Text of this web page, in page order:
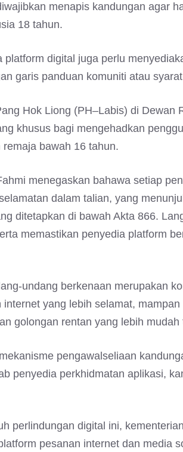
menapis kandungan agar
18 tahun.
platform digital juga perlu
garis panduan komuniti atau
Hok Liong (PH–Labis) di Dewan
khusus bagi mengehadkan
bawah 16 tahun.
menegaskan bahawa setiap
dalam talian, yang
ditetapkan di bawah Akta 866.
memastikan penyedia platform
undang berkenaan merupakan
yang lebih selamat,
golongan rentan yang lebih
pengawalseliaan
penyedia perkhidmatan aplikasi,
perlindungan digital ini,
pesanan internet dan media